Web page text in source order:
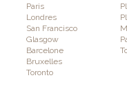
Paris
Londres
San Francisco
Glasgow
Barcelone
Bruxelles
Toronto